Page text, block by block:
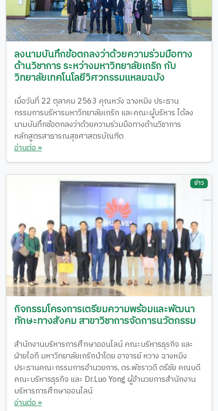
ลงนามบันทึกข้อตกลงว่าด้วยความร่วมมือทาง
ด้านวิชาการ ระหว่างมหาวิทยาลัยเกริก กับ
วิทยาลัยเทคโนโลยีวิศวกรรมแหลมฉบัง
เมื่อวันที่ 22 ตุลาคม 2563 คุณหวัง ฉางหมิง ประธาน
กรรมการบริหารมหาวิทยาลัยเกริก และคณะผู้บริหาร ได้ลง
นามบันทึกข้อตกลงว่าด้วยความร่วมมือทางด้านวิชาการ
หลักสูตรสาธารณสุขศาสตรบัณฑิต
อ่านต่อ »
ข่าว
กิจกรรมโครงการเตรียมความพร้อมและพัฒนา
ทักษะทางสังคม สาขาวิชาการจัดการนวัตกรรม
สำนักงานบริหารการศึกษาออนไลน์ คณะบริหารธุรกิจ และ
ฝ่ายไอที มหาวิทยาลัยเกริกนำโดย อาจารย์ หวาง ฉางหมิง
ประธานคณะกรรมการอำนวยการ, ดร.พัชราวดี ตรีชัย คณบดี
คณะบริหารธุรกิจ และ Dr.Luo Yong ผู้อำนวยการสำนักงาน
บริหารการศึกษาออนไลน์
อ่านต่อ »